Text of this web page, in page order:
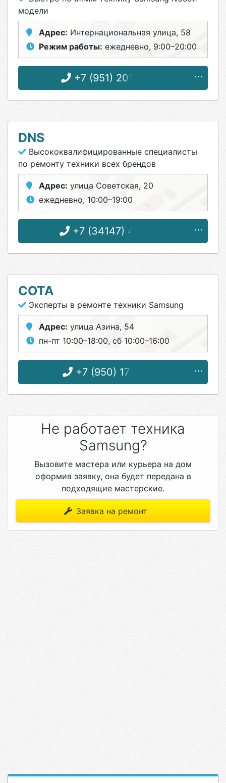
модели
Адрес: Интернациональная улица, 58
Режим работы: ежедневно, 9:00–20:00
+7 (951) 201-31-70
DNS
Высококвалифицированные специалисты
по ремонту техники всех брендов
Адрес: улица Советская, 20
ежедневно, 10:00–19:00
+7 (34147) 4-13-23
СОТА
Эксперты в ремонте техники Samsung
Адрес: улица Азина, 54
пн-пт 10:00–18:00, сб 10:00–16:00
+7 (950) 171-77-11
Не работает техника
Samsung?
Вызовите мастера или курьера на дом
оформив заявку, она будет передана в
подходящие мастерские.
Заявка на ремонт